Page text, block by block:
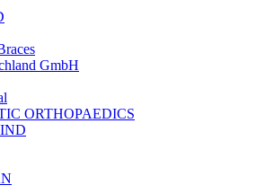
GmbH
ORTHOPAEDICS